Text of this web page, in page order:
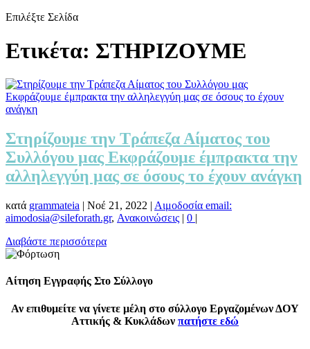
Επιλέξτε Σελίδα
Ετικέτα: ΣΤΗΡΙΖΟΥΜΕ
Στηρίζουμε την Τράπεζα Αίματος του
Συλλόγου μας Εκφράζουμε έμπρακτα την
αλληλεγγύη μας σε όσους το έχουν ανάγκη
κατά grammateia | Νοέ 21, 2022 | Αιμοδοσία email:
aimodosia@sileforath.gr, Ανακοινώσεις | 0 |
Διαβάστε περισσότερα
Αίτηση Εγγραφής Στο Σύλλογο
Αν επιθυμείτε να γίνετε μέλη στο σύλλογο Εργαζομένων ΔΟΥ
Αττικής & Κυκλάδων πατήστε εδώ